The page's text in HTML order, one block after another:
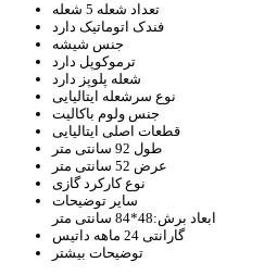
تعداد شعله 5 شعله
فندک اتوماتیک دارد
جنس شیشه
ترموکوپل دارد
شعله پلوپز دارد
نوع سرشعله ایتالیایی
جنس ولوم باکالیت
قطعات اصلی ایتالیایی
طول 92 سانتی متر
عرض 52 سانتی متر
نوع کارکردگازی
سایر توضیحات
ابعاد برش:48*84 سانتی متر
گارانتی 24 ماهه داتیس
توضیحات بیشتر